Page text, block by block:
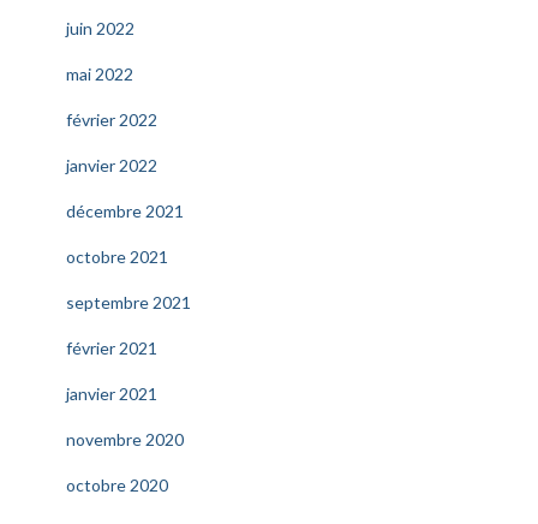
juin 2022
mai 2022
février 2022
janvier 2022
décembre 2021
octobre 2021
septembre 2021
février 2021
janvier 2021
novembre 2020
octobre 2020